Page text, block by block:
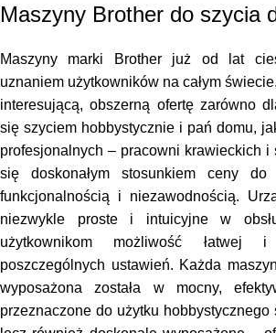
Maszyny Brother do szycia
Maszyny marki Brother już od lat
uznaniem użytkowników na całym
interesującą, obszerną ofertę zarówno
się szyciem hobbystycznie i pań domu,
profesjonalnych – pracowni krawieckich i
się doskonałym stosunkiem ceny do
funkcjonalnością i niezawodnością.
niezwykle proste i intuicyjne w
użytkownikom możliwość łatwej
poszczególnych ustawień. Każda
wyposażona została w mocny,
przeznaczone do użytku